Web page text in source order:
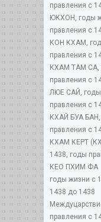
правления с
ЮКХОН, годы
правления с
КОН КХАМ,
правления с
КХАМ ТАМ СА,
правления с
ЛЮЕ САЙ, годы
правления с
КХАЙ БУА БАН,
правления с
КХАМ КЕРТ
1438, годы
КЕО
годы жизни с
1438 до 1438
правления с